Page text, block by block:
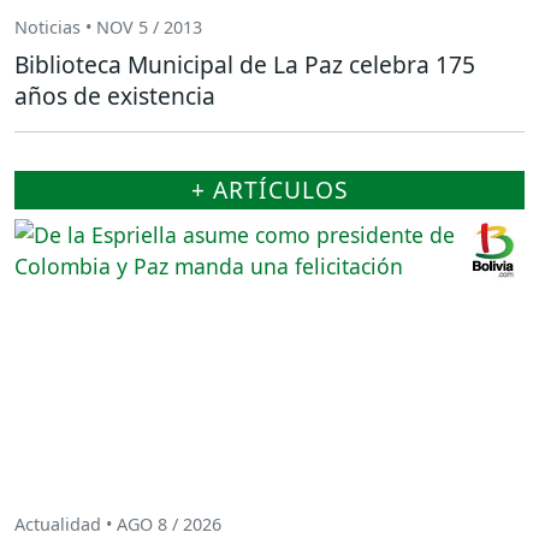
Noticias • NOV 5 / 2013
Biblioteca Municipal de La Paz celebra 175
años de existencia
+ ARTÍCULOS
Actualidad • AGO 8 / 2026